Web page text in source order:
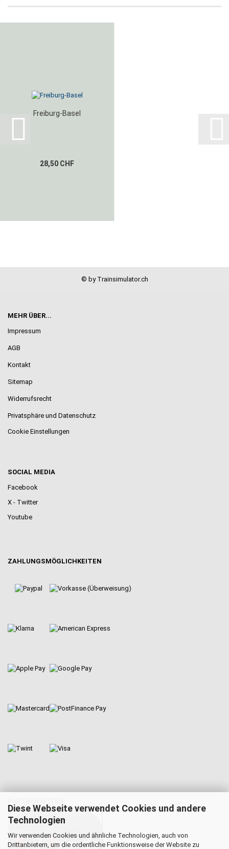
Diese Webseite verwendet Cookies und andere
Technologien
Wir verwenden Cookies und ähnliche Technologien, auch von
Drittanbietern, um die ordentliche Funktionsweise der Website zu
Freiburg-Basel
28,50 CHF
© by Trainsimulator.ch
MEHR ÜBER...
Impressum
AGB
Kontakt
Sitemap
Widerrufsrecht
Privatsphäre und Datenschutz
Cookie Einstellungen
SOCIAL MEDIA
Facebook
X - Twitter
Youtube
ZAHLUNGSMÖGLICHKEITEN